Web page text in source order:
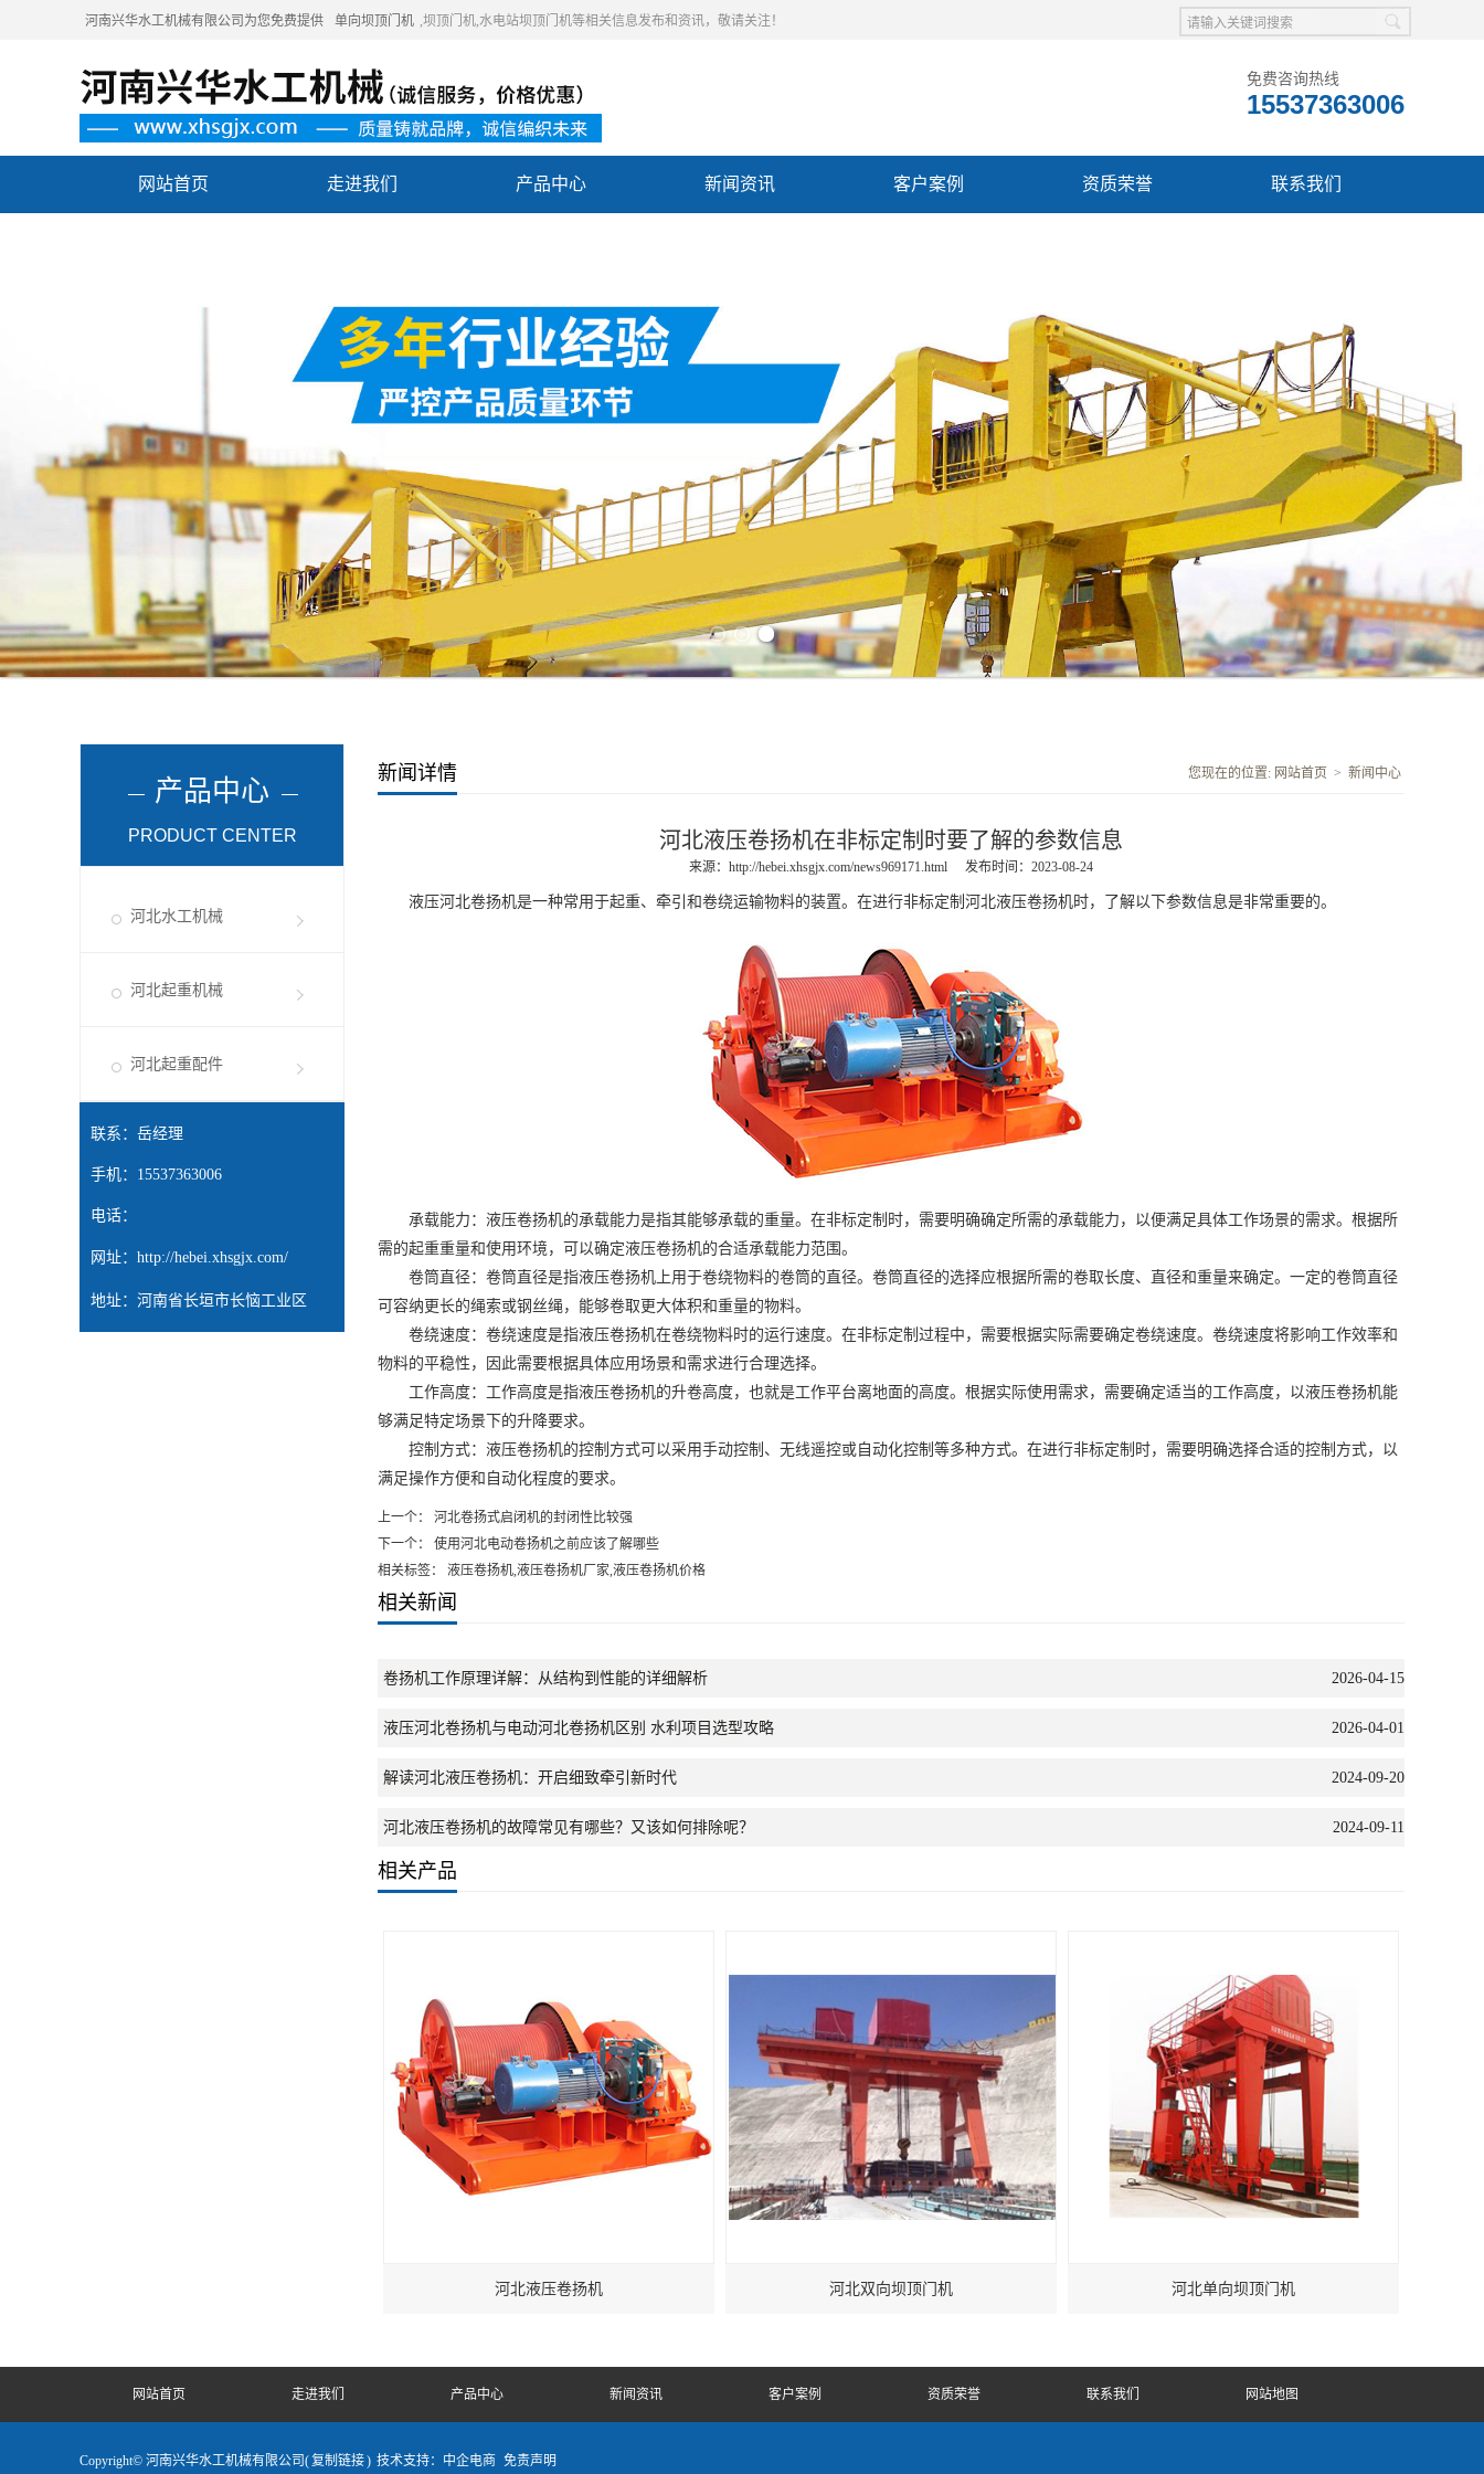
河南兴华水工机械有限公司为您免费提供 单向坝顶门机 ,坝顶门机,水电站坝顶门机等相关信息发布和资讯，敬请关注！
免费咨询热线
15537363006
网站首页 走进我们 产品中心 新闻资讯 客户案例 资质荣誉 联系我们
产品中心
PRODUCT CENTER
河北水工机械
河北起重机械
河北起重配件
联系：岳经理
手机：15537363006
电话：
网址： http://hebei.xhsgjx.com/
地址：河南省长垣市长恼工业区
新闻详情 您现在的位置: 网站首页 > 新闻中心
河北液压卷扬机在非标定制时要了解的参数信息
来源： http://hebei.xhsgjx.com/news969171.html 发布时间：2023-08-24
液压河北卷扬机是一种常用于起重、牵引和卷绕运输物料的装置。在进行非标定制 河北液压卷扬机时，了解以下参数信息是非常重要的。
承载能力：液压卷扬机的承载能力是指其能够承载的重量。在非标定制时，需要明确确定所需的承载能力，以便满足具体工作场景的需求。根据所
需的起重重量和使用环境，可以确定液压卷扬机的合适承载能力范围。
卷筒直径：卷筒直径是指液压卷扬机上用于卷绕物料的卷筒的直径。卷筒直径的选择应根据所需的卷取长度、直径和重量来确定。一定的卷筒直径
可容纳更长的绳索或钢丝绳，能够卷取更大体积和重量的物料。
卷绕速度：卷绕速度是指液压卷扬机在卷绕物料时的运行速度。在非标定制过程中，需要根据实际需要确定卷绕速度。卷绕速度将影响工作效率和
物料的平稳性，因此需要根据具体应用场景和需求进行合理选择。
工作高度：工作高度是指液压卷扬机的升卷高度，也就是工作平台离地面的高度。根据实际使用需求，需要确定适当的工作高度，以液压卷扬机能
够满足特定场景下的升降要求。
控制方式：液压卷扬机的控制方式可以采用手动控制、无线遥控或自动化控制等多种方式。在进行非标定制时，需要明确选择合适的控制方式，以
满足操作方便和自动化程度的要求。
上一个：
河北卷扬式启闭机的封闭性比较强
下一个：
使用河北电动卷扬机之前应该了解哪些
相关标签： 液压卷扬机,液压卷扬机厂家,液压卷扬机价格
相关新闻
卷扬机工作原理详解：从结构到性能的详细解析 2026-04-15
液压河北卷扬机与电动河北卷扬机区别 水利项目选型攻略 2026-04-01
解读河北液压卷扬机：开启细致牵引新时代 2024-09-20
河北液压卷扬机的故障常见有哪些？又该如何排除呢？ 2024-09-11
相关产品
河北液压卷扬机 河北双向坝顶门机 河北单向坝顶门机
网站首页 走进我们 产品中心 新闻资讯 客户案例 资质荣誉 联系我们 网站地图
Copyright© 河南兴华水工机械有限公司(复制链接) 技术支持：中企电商 免责声明